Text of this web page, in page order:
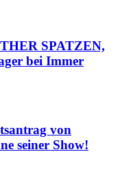
SPATZEN,
bei Immer
von
seiner Show!